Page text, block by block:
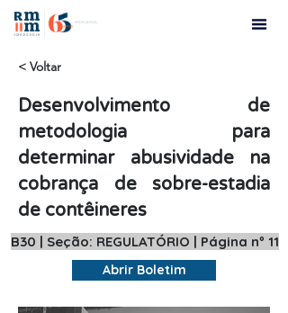
< Voltar
Desenvolvimento de
metodologia para
determinar abusividade na
cobrança de sobre-estadia
de contêineres
B30 | Seção: REGULATÓRIO | Página nº 11
Abrir Boletim